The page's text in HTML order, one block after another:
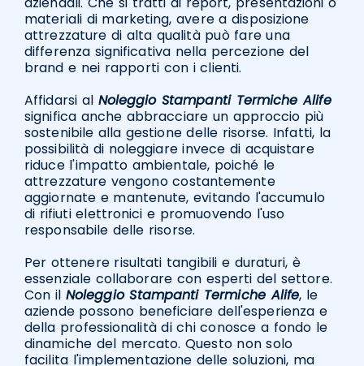
materiali di marketing, avere a disposizione
attrezzature di alta qualità può fare una
differenza significativa nella percezione del
brand e nei rapporti con i clienti.
Affidarsi al Noleggio Stampanti Termiche Alife
significa anche abbracciare un approccio più
sostenibile alla gestione delle risorse. Infatti, la
possibilità di noleggiare invece di acquistare
riduce l'impatto ambientale, poiché le
attrezzature vengono costantemente
aggiornate e mantenute, evitando l'accumulo
di rifiuti elettronici e promuovendo l'uso
responsabile delle risorse.
Per ottenere risultati tangibili e duraturi, è
essenziale collaborare con esperti del settore.
Con il Noleggio Stampanti Termiche Alife, le
aziende possono beneficiare dell'esperienza e
della professionalità di chi conosce a fondo le
dinamiche del mercato. Questo non solo
facilita l'implementazione delle soluzioni, ma